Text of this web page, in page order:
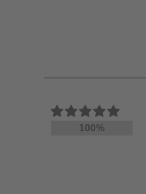
100%